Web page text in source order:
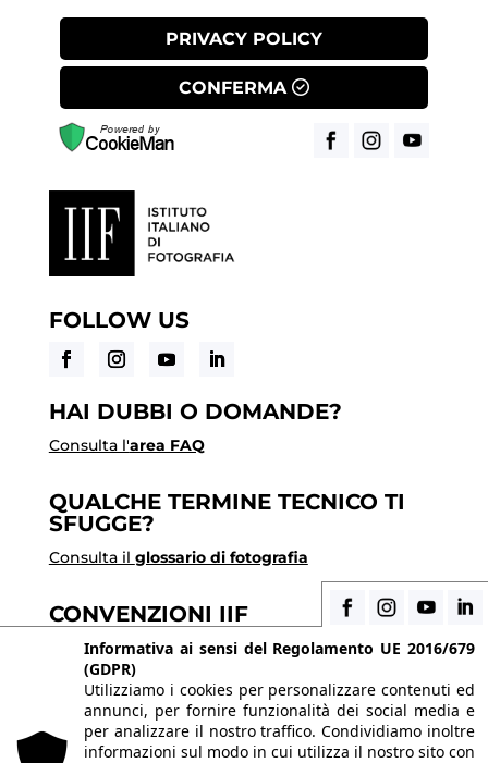
PRIVACY POLICY
CONFERMA
FOLLOW US
HAI DUBBI O DOMANDE?
Consulta l'area FAQ
QUALCHE TERMINE TECNICO TI
SFUGGE?
Consulta il glossario di fotografia
CONVENZIONI IIF
Scopri i vantaggi di essere uno studente di IIF
© 2026 Istituto Italiano di Fotografia® srl, Via
Enrico Caviglia 3, 20139 Milano | Tel 02/58107623 -
Informativa ai sensi del Regolamento UE 2016/679
(GDPR)
Utilizziamo i cookies per personalizzare contenuti ed
annunci, per fornire funzionalità dei social media e
per analizzare il nostro traffico. Condividiamo inoltre
informazioni sul modo in cui utilizza il nostro sito con